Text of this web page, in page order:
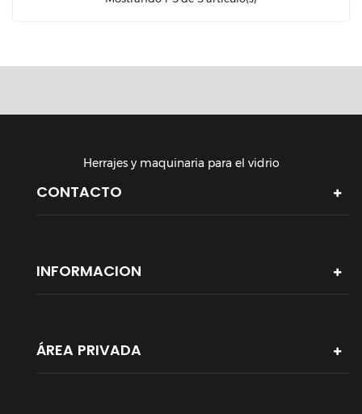
Herrajes y maquinaria para el vidrio
CONTACTO
INFORMACION
ÁREA PRIVADA